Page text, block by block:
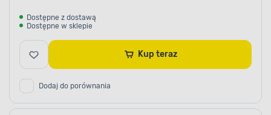
Dostępne z dostawą
Dostępne w sklepie
Kup teraz
Dodaj do porównania